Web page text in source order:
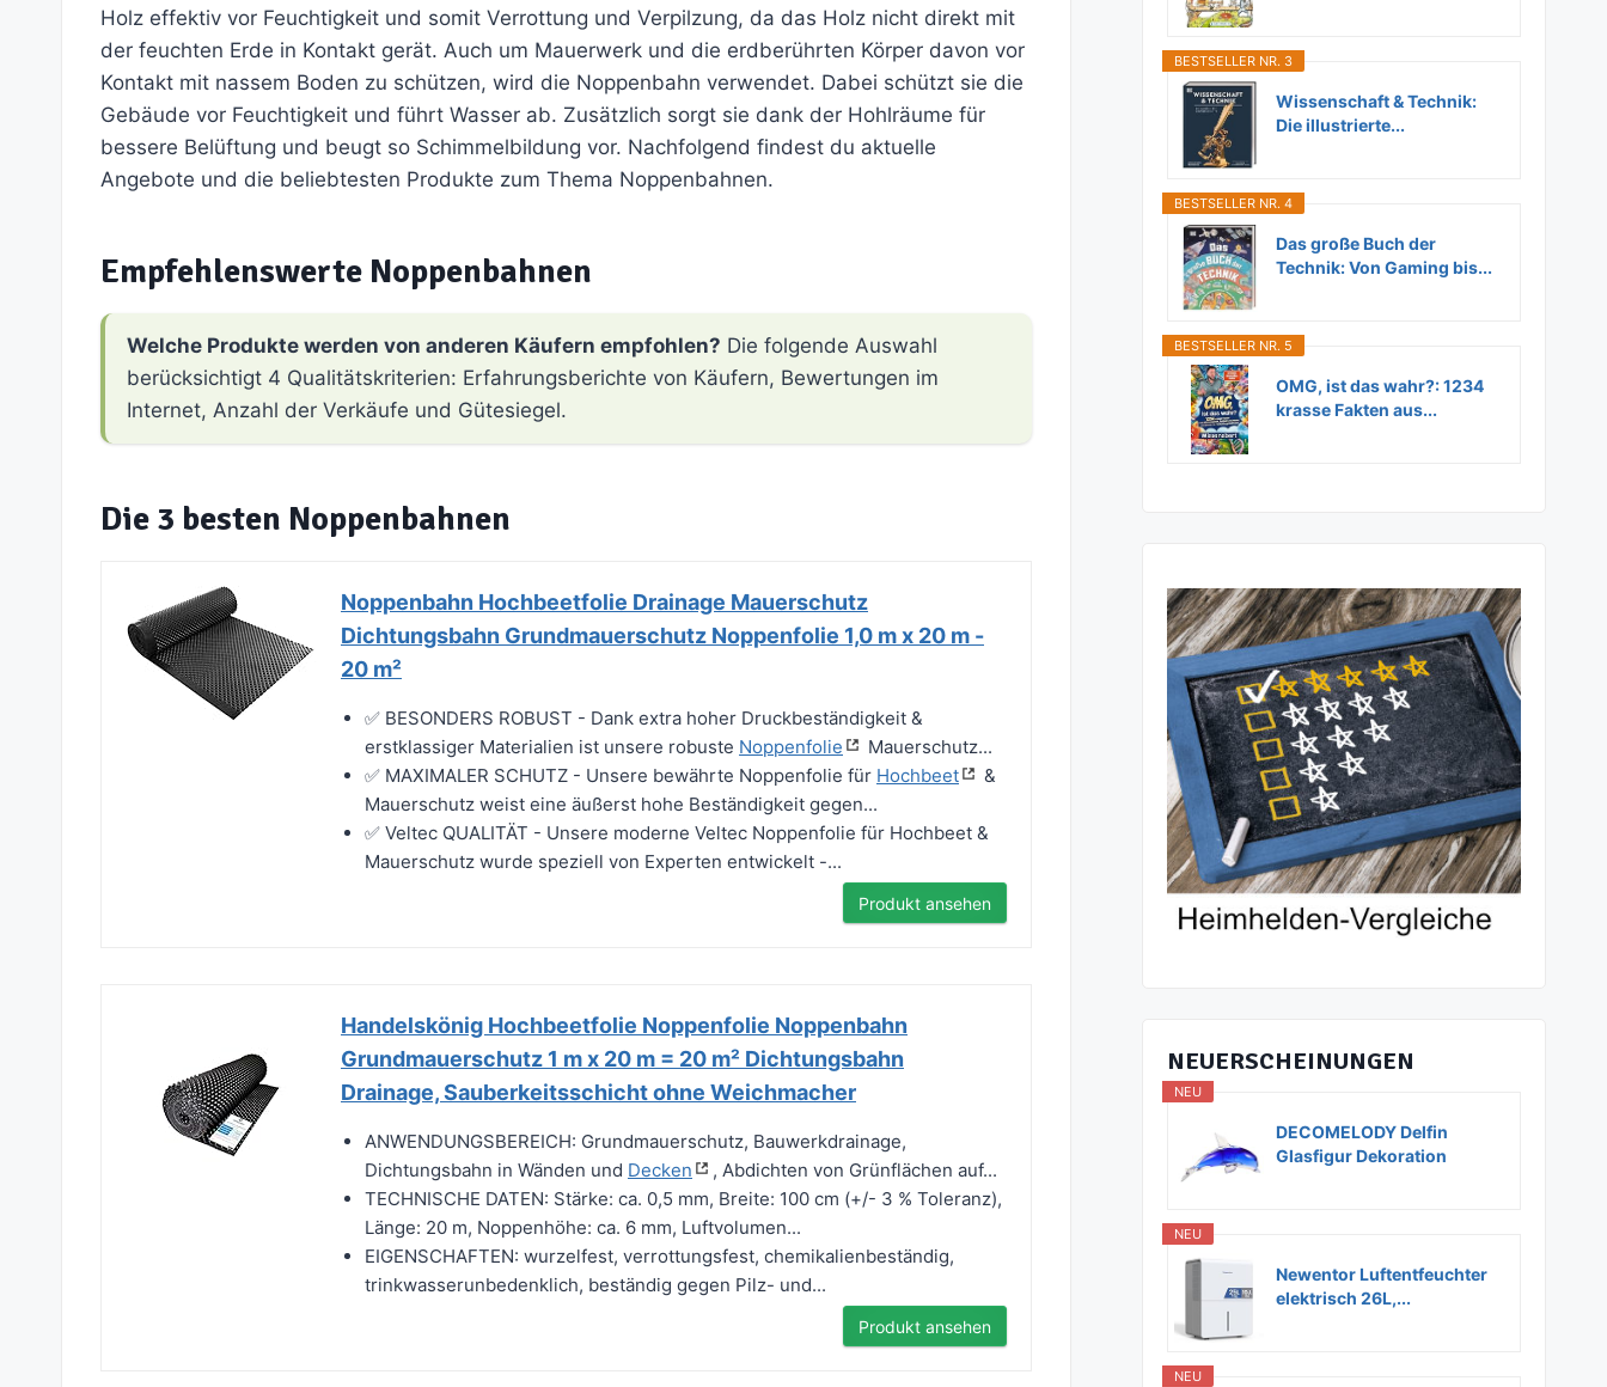
Holz effektiv vor Feuchtigkeit und somit Verrottung und Verpilzung, da das Holz nicht direkt mit
der feuchten Erde in Kontakt gerät. Auch um Mauerwerk und die erdberührten Körper davon vor
Kontakt mit nassem Boden zu schützen, wird die Noppenbahn verwendet. Dabei schützt sie die
Gebäude vor Feuchtigkeit und führt Wasser ab. Zusätzlich sorgt sie dank der Hohlräume für
bessere Belüftung und beugt so Schimmelbildung vor. Nachfolgend findest du aktuelle
Angebote und die beliebtesten Produkte zum Thema Noppenbahnen.
Empfehlenswerte Noppenbahnen
Welche Produkte werden von anderen Käufern empfohlen? Die folgende Auswahl
berücksichtigt 4 Qualitätskriterien: Erfahrungsberichte von Käufern, Bewertungen im
Internet, Anzahl der Verkäufe und Gütesiegel.
Die 3 besten Noppenbahnen
Noppenbahn Hochbeetfolie Drainage Mauerschutz
Dichtungsbahn Grundmauerschutz Noppenfolie 1,0 m x 20 m -
20 m²
✅ BESONDERS ROBUST - Dank extra hoher Druckbeständigkeit &
erstklassiger Materialien ist unsere robuste Noppenfolie
Mauerschutz...
✅ MAXIMALER SCHUTZ - Unsere bewährte Noppenfolie für Hochbeet
&
Mauerschutz weist eine äußerst hohe Beständigkeit gegen...
✅ Veltec QUALITÄT - Unsere moderne Veltec Noppenfolie für Hochbeet &
Mauerschutz wurde speziell von Experten entwickelt -...
Produkt ansehen
Handelskönig Hochbeetfolie Noppenfolie Noppenbahn
Grundmauerschutz 1 m x 20 m = 20 m² Dichtungsbahn
Drainage, Sauberkeitsschicht ohne Weichmacher
ANWENDUNGSBEREICH: Grundmauerschutz, Bauwerkdrainage,
Dichtungsbahn in Wänden und Decken
, Abdichten von Grünflächen auf...
TECHNISCHE DATEN: Stärke: ca. 0,5 mm, Breite: 100 cm (+/- 3 % Toleranz),
Länge: 20 m, Noppenhöhe: ca. 6 mm, Luftvolumen...
EIGENSCHAFTEN: wurzelfest, verrottungsfest, chemikalienbeständig,
trinkwasserunbedenklich, beständig gegen Pilz- und...
Produkt ansehen
BESTSELLER NR. 3
Wissenschaft & Technik:
Die illustrierte...
BESTSELLER NR. 4
Das große Buch der
Technik: Von Gaming bis...
BESTSELLER NR. 5
OMG, ist das wahr?: 1234
krasse Fakten aus...
NEUERSCHEINUNGEN
NEU
DECOMELODY Delfin
Glasfigur Dekoration
NEU
Newentor Luftentfeuchter
elektrisch 26L,...
NEU